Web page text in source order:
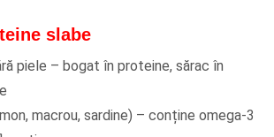
slabe
piele – bogat în proteine, sărac în
macrou, sardine) – conține omega-3